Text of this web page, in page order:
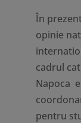
În
opinie
cadrul
Napoca
pentru